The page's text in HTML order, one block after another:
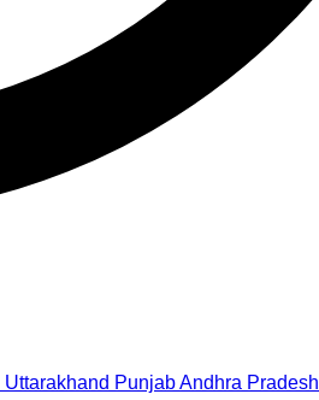
Uttarakhand PunjabAndhra Pradesh